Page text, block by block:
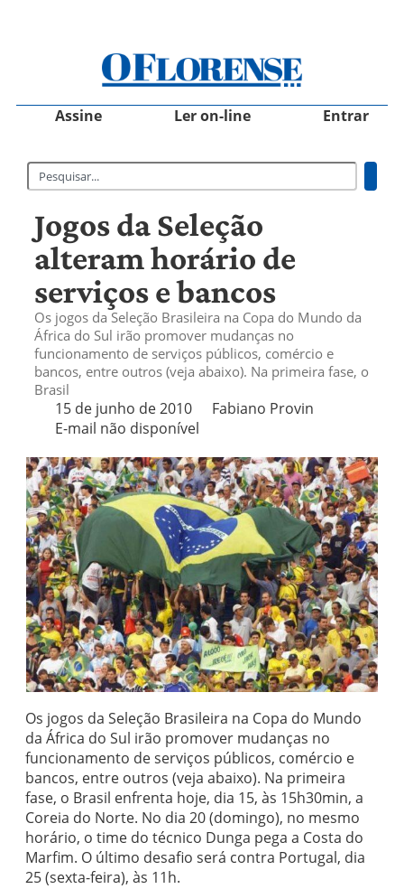
Assine Ler on-line Entrar
Jogos da Seleção
alteram horário de
serviços e bancos
Os jogos da Seleção Brasileira na Copa do Mundo da
África do Sul irão promover mudanças no
funcionamento de serviços públicos, comércio e
bancos, entre outros (veja abaixo). Na primeira fase, o
Brasil
15 de junho de 2010
Fabiano Provin
E-mail não disponível
Os jogos da Seleção Brasileira na Copa do Mundo
da África do Sul irão promover mudanças no
funcionamento de serviços públicos, comércio e
bancos, entre outros (veja abaixo). Na primeira
fase, o Brasil enfrenta hoje, dia 15, às 15h30min, a
Coreia do Norte. No dia 20 (domingo), no mesmo
horário, o time do técnico Dunga pega a Costa do
Marfim. O último desafio será contra Portugal, dia
25 (sexta-feira), às 11h.